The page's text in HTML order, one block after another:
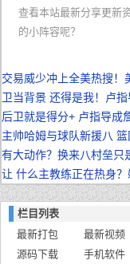
查看本站最新分享更新
的小阵容呢？
交易威少冲上全美热搜！
卫当背景 还得是我！卢
后卫就是得分+ 卢指导成
主帅哈姆与球队新援八 篮
有大动作？换来八村垒只
让 什么主教练正在热身
栏目列表
最新打包
最新视频
源码下载
手机软件